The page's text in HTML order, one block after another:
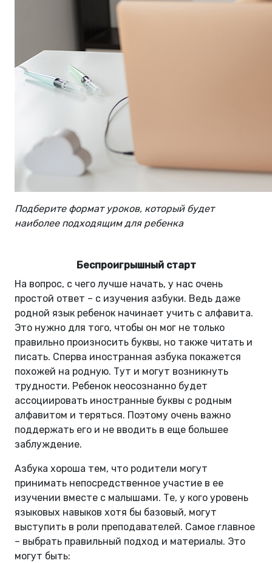
Подберите формат уроков, который будет
наиболее подходящим для ребенка
Беспроигрышный старт
На вопрос, с чего лучше начать, у нас очень
простой ответ – с изучения азбуки. Ведь даже
родной язык ребенок начинает учить с алфавита.
Это нужно для того, чтобы он мог не только
правильно произносить буквы, но также читать и
писать. Сперва иностранная азбука покажется
похожей на родную. Тут и могут возникнуть
трудности. Ребенок неосознанно будет
ассоциировать иностранные буквы с родным
алфавитом и теряться. Поэтому очень важно
поддержать его и не вводить в еще большее
заблуждение.
Азбука хороша тем, что родители могут
принимать непосредственное участие в ее
изучении вместе с малышами. Те, у кого уровень
языковых навыков хотя бы базовый, могут
выступить в роли преподавателей. Самое главное
– выбрать правильный подход и материалы. Это
могут быть: